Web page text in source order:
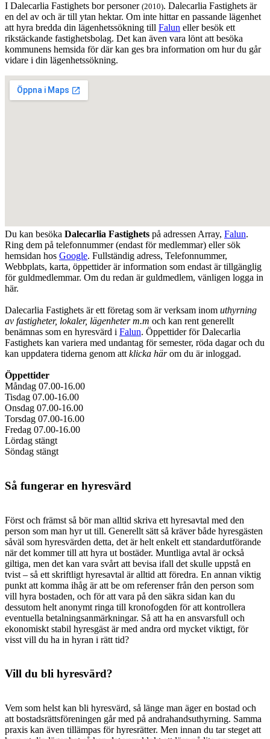
I Dalecarlia Fastighets bor personer (2010). Dalecarlia Fastighets är
en del av och är till ytan hektar. Om inte hittar en passande lägenhet
att hyra bredda din lägenhetssökning till Falun eller besök ett
rikstäckande fastighetsbolag. Det kan även vara lönt att besöka
kommunens hemsida för där kan ges bra information om hur du går
vidare i din lägenhetssökning.
Du kan besöka Dalecarlia Fastighets på adressen Array, Falun.
Ring dem på telefonnummer (endast för medlemmar) eller sök
hemsidan hos Google. Fullständig adress, Telefonnummer,
Webbplats, karta, öppettider är information som endast är tillgänglig
för guldmedlemmar. Om du redan är guldmedlem, vänligen logga in
här.
Dalecarlia Fastighets är ett företag som är verksam inom uthyrning
av fastigheter, lokaler, lägenheter m.m och kan rent generellt
benämnas som en hyresvärd i Falun. Öppettider för Dalecarlia
Fastighets kan variera med undantag för semester, röda dagar och du
kan uppdatera tiderna genom att klicka härom du är inloggad.
Öppettider
Måndag 07.00-16.00
Tisdag 07.00-16.00
Onsdag 07.00-16.00
Torsdag 07.00-16.00
Fredag 07.00-16.00
Lördag stängt
Söndag stängt
Så fungerar en hyresvärd
Först och främst så bör man alltid skriva ett hyresavtal med den
person som man hyr ut till. Generellt sätt så kräver både hyresgästen
såväl som hyresvärden detta, det är helt enkelt ett standardutförande
när det kommer till att hyra ut bostäder. Muntliga avtal är också
giltiga, men det kan vara svårt att bevisa ifall det skulle uppstå en
tvist – så ett skriftligt hyresavtal är alltid att föredra. En annan viktig
punkt att komma ihåg är att be om referenser från den person som
vill hyra bostaden, och för att vara på den säkra sidan kan du
dessutom helt anonymt ringa till kronofogden för att kontrollera
eventuella betalningsanmärkningar. Så att ha en ansvarsfull och
ekonomiskt stabil hyresgäst är med andra ord mycket viktigt, för
visst vill du ha in hyran i rätt tid?
Vill du bli hyresvärd?
Vem som helst kan bli hyresvärd, så länge man äger en bostad och
att bostadsrättsföreningen går med på andrahandsuthyrning. Samma
praxis kan även tillämpas för hyresrätter. Men innan du tar steget att